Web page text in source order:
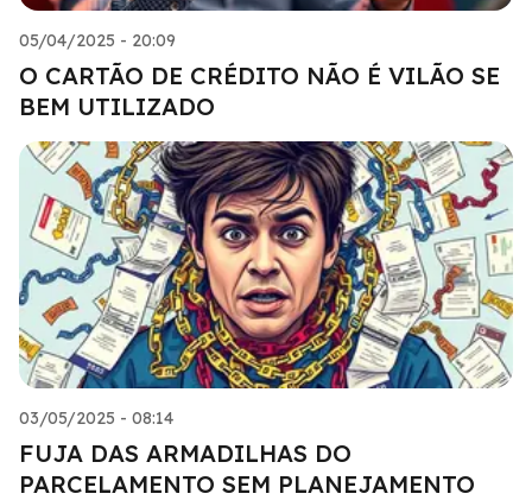
05/04/2025 - 20:09
O CARTÃO DE CRÉDITO NÃO É VILÃO SE
BEM UTILIZADO
03/05/2025 - 08:14
FUJA DAS ARMADILHAS DO
PARCELAMENTO SEM PLANEJAMENTO